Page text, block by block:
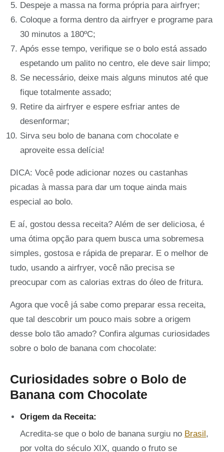
Despeje a massa na forma própria para airfryer;
Coloque a forma dentro da airfryer e programe para
30 minutos a 180ºC;
Após esse tempo, verifique se o bolo está assado
espetando um palito no centro, ele deve sair limpo;
Se necessário, deixe mais alguns minutos até que
fique totalmente assado;
Retire da airfryer e espere esfriar antes de
desenformar;
Sirva seu bolo de banana com chocolate e
aproveite essa delícia!
DICA: Você pode adicionar nozes ou castanhas
picadas à massa para dar um toque ainda mais
especial ao bolo.
E aí, gostou dessa receita? Além de ser deliciosa, é
uma ótima opção para quem busca uma sobremesa
simples, gostosa e rápida de preparar. E o melhor de
tudo, usando a airfryer, você não precisa se
preocupar com as calorias extras do óleo de fritura.
Agora que você já sabe como preparar essa receita,
que tal descobrir um pouco mais sobre a origem
desse bolo tão amado? Confira algumas curiosidades
sobre o bolo de banana com chocolate:
Curiosidades sobre o Bolo de
Banana com Chocolate
Origem da Receita:
Acredita-se que o bolo de banana surgiu no Brasil,
por volta do século XIX, quando o fruto se